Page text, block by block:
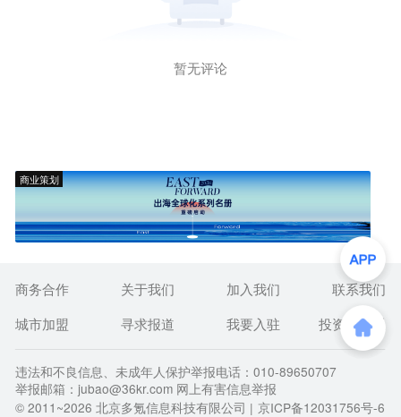
暂无评论
商业策划
商务合作 关于我们 加入我们
联系我们
城市加盟
寻求报道 我要入驻 投资者关系
违法和不良信息、未成年人保护举报电话：010-89650707
举报邮箱：jubao@36kr.com 网上有害信息举报
© 2011~2026 北京多氪信息科技有限公司 | 京ICP备12031756号-6